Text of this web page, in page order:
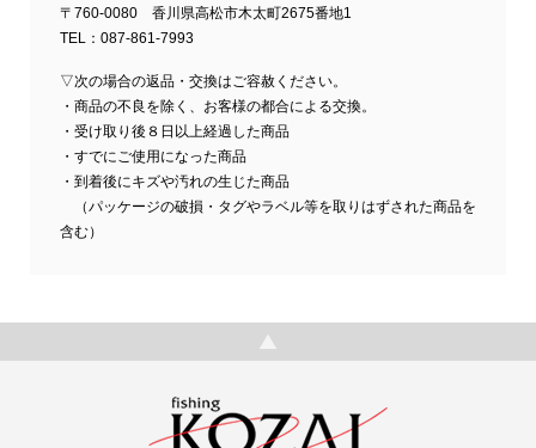
〒760-0080 香川県高松市木太町2675番地1
TEL：087-861-7993
▽次の場合の返品・交換はご容赦ください。
・商品の不良を除く、お客様の都合による交換。
・受け取り後８日以上経過した商品
・すでにご使用になった商品
・到着後にキズや汚れの生じた商品
（パッケージの破損・タグやラベル等を取りはずされた商品を
含む）